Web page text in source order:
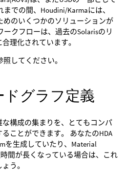
での間、Houdini/Karmaには、
めのいくつかのソリューションが
クフローは、過去のSolarisのリ
理化されています。
照してください。
グラフ定義
な構成の集まりを、とてもコンパ
ことができます。 あなたのHDA
を生成していたり、Material
間が長くなっている場合は、これ
う。